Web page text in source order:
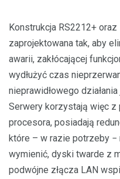
Konstrukcja RS2212+ oraz
zaprojektowana tak, aby
awarii, zakłócającej
wydłużyć czas
nieprawidłowego
Serwery korzystają więc z
procesora, posiadają
które – w razie potrzeby −
wymienić, dyski twarde z
podwójne złącza LAN